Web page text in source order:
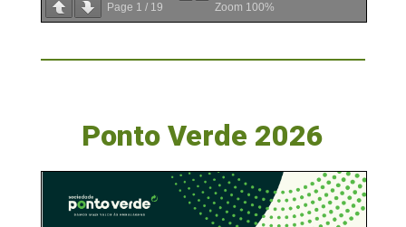
Page 1 / 19 Zoom 100%
Ponto Verde 2026